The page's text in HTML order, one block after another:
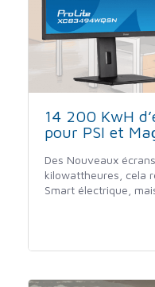
14 200 KwH
pour PSI et
Des Nouveaux
kilowattheures, cela
Smart électrique,